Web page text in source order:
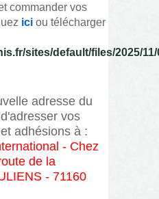
commander vos
ici ou télécharger
sites/default/files/2025/
adresse du
vos
adhésions à :
- Chez
de la
- 71160